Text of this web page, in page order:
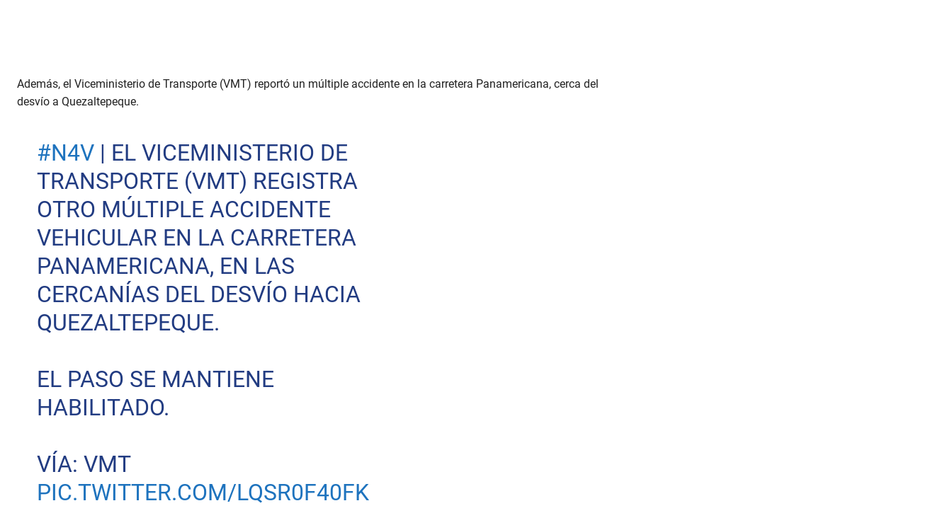
Además, el Viceministerio de Transporte (VMT) reportó un múltiple accidente en la carretera Panamericana, cerca del
desvío a Quezaltepeque.
#N4V| EL VICEMINISTERIO DE
TRANSPORTE (VMT) REGISTRA
OTRO MÚLTIPLE ACCIDENTE
VEHICULAR EN LA CARRETERA
PANAMERICANA, EN LAS
CERCANÍAS DEL DESVÍO HACIA
QUEZALTEPEQUE.
EL PASO SE MANTIENE
HABILITADO.
VÍA: VMT
PIC.TWITTER.COM/LQSR0F40FK